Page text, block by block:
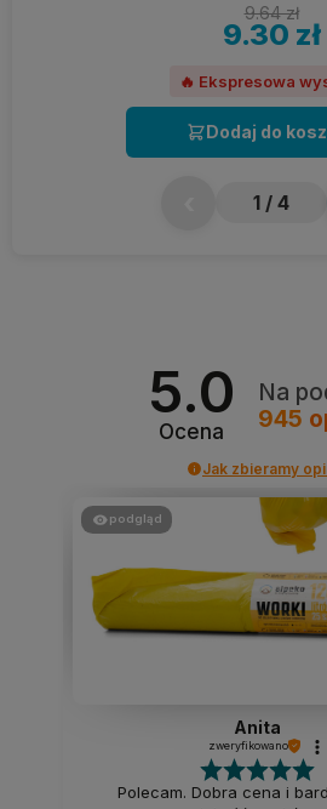
9.64 zł
9.30 zł
🔥 Ekspresowa
Dodaj do
1 / 4
5.0
Ocena
Na
945
Jak zbieramy
podgląd
Anita
zweryfikowano
Polecam. Dobra cena i